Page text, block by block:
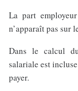
La part
n’apparaît pas sur
Dans le calcul
salariale est
payer.